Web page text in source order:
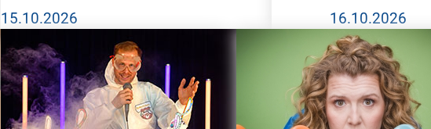
15.10.2026 16.10.2026